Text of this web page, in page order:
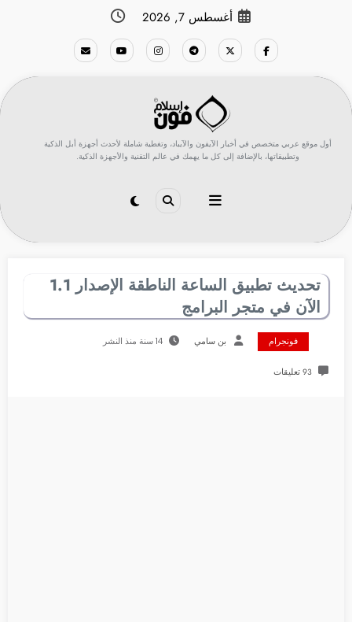
أغسطس 7, 2026
أول موقع عربي متخصص في أخبار الآيفون والآيباد، وتغطية شاملة لأحدث أجهزة أبل الذكية
وتطبيقاتها، بالإضافة إلى كل ما يهمك في عالم التقنية والأجهزة الذكية.
تحديث تطبيق الساعة الناطقة الإصدار 1.1
الآن في متجر البرامج
فونجرام بن سامي 14 سنة منذ النشر
93 تعليقات